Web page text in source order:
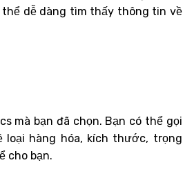
dễ dàng tìm thấy thông tin về
mà bạn đã chọn. Bạn có thể gọi
loại hàng hóa, kích thước, trọng
cho bạn.